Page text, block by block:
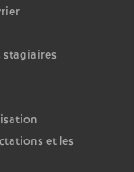
stagiaires
et les